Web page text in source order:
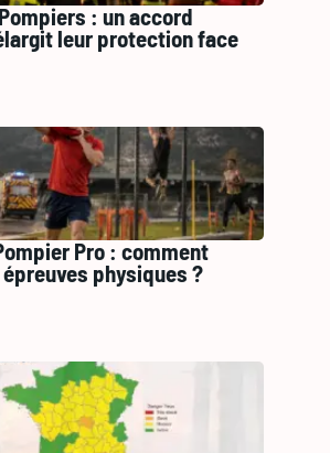
: un accord
leur protection face
Pro : comment
physiques ?